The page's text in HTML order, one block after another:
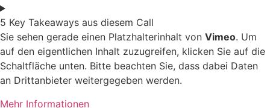
5 Key Takeaways aus diesem Call
Sie sehen gerade einen Platzhalterinhalt von Vimeo. Um
auf den eigentlichen Inhalt zuzugreifen, klicken Sie auf die
Schaltfläche unten. Bitte beachten Sie, dass dabei Daten
an Drittanbieter weitergegeben werden.
Mehr Informationen